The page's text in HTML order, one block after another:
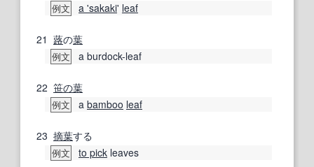
例文 a 'sakaki' leaf
21 蕗の葉
例文 a burdock-leaf
22 笹の葉
例文 a bamboo leaf
23 摘葉する
例文 to pick leaves